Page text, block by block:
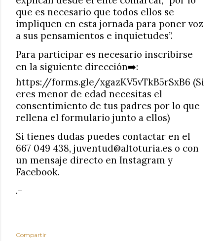
que es necesario que todos ellos se
impliquen en esta jornada para poner voz
a sus pensamientos e inquietudes”.
Para participar es necesario inscribirse
en la siguiente dirección➡️:
https://forms.gle/xgazKV5vTkB5rSxB6 (Si
eres menor de edad necesitas el
consentimiento de tus padres por lo que
rellena el formulario junto a ellos)
Si tienes dudas puedes contactar en el
667 049 438, juventud@altoturia.es o con
un mensaje directo en Instagram y
Facebook.
.-
Compartir